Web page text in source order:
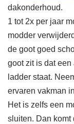
dakonderhoud.
1 tot 2x per jaar
modder
de goot goed
goot zit is dat
ladder staat.
ervaren vakman
Het is zelfs een
sluiten. Dan komt